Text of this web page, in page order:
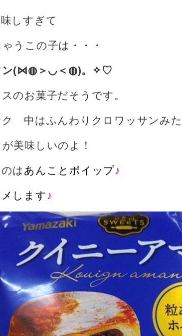
しすぎて
うこの子は・・・
ン(⋈◍＞◡＜◍)。✧♡
のお菓子だそうです。
中はふんわりクロワッサンみた
が美味しいのよ！
は あんことポイップ♪
します ♪